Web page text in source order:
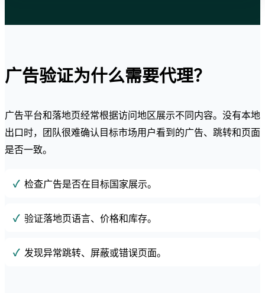
广告验证为什么需要代理？
广告平台和落地页经常根据访问地区展示不同内容。没有本地
出口时，团队很难确认目标市场用户看到的广告、跳转和页面
是否一致。
检查广告是否在目标国家展示。
验证落地页语言、价格和库存。
发现异常跳转、屏蔽或错误页面。